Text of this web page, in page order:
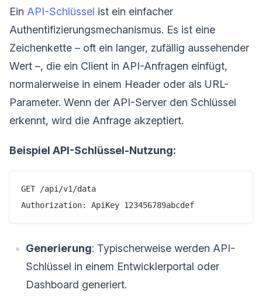
Ein API-Schlüssel ist ein einfacher
Authentifizierungsmechanismus. Es ist eine
Zeichenkette – oft ein langer, zufällig aussehender
Wert –, die ein Client in API-Anfragen einfügt,
normalerweise in einem Header oder als URL-
Parameter. Wenn der API-Server den Schlüssel
erkennt, wird die Anfrage akzeptiert.
Beispiel API-Schlüssel-Nutzung:
GET /api/v1/data
Generierung: Typischerweise werden API-
Schlüssel in einem Entwicklerportal oder
Dashboard generiert.